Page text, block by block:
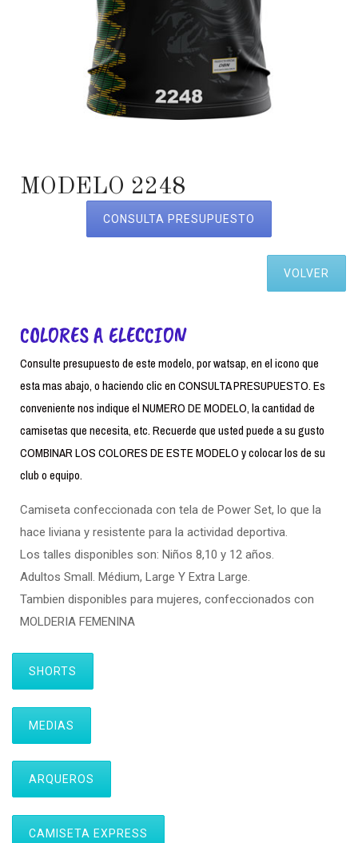
MODELO 2248
CONSULTA PRESUPUESTO
VOLVER
COLORES A ELECCION
Consulte presupuesto de este modelo, por watsap, en el icono que
esta mas abajo, o haciendo clic en CONSULTA PRESUPUESTO. Es
conveniente nos indique el NUMERO DE MODELO, la cantidad de
camisetas que necesita, etc. Recuerde que usted puede a su gusto
COMBINAR LOS COLORES DE ESTE MODELO y colocar los de su
club o equipo.
Camiseta confeccionada con tela de Power Set, lo que la
hace liviana y resistente para la actividad deportiva.
Los talles disponibles son: Niños 8,10 y 12 años.
Adultos Small. Médium, Large Y Extra Large.
Tambien disponibles para mujeres, confeccionados con
MOLDERIA FEMENINA
SHORTS
MEDIAS
ARQUEROS
CAMISETA EXPRESS